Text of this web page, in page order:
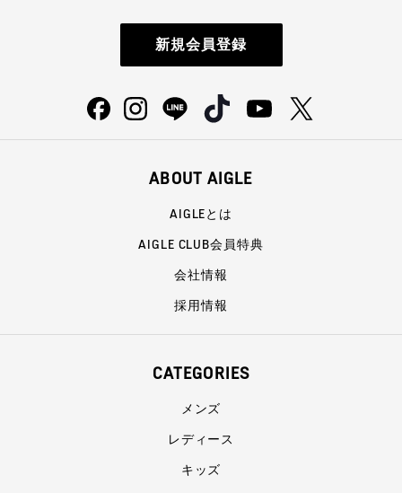
新規会員登録
ABOUT AIGLE
AIGLEとは
AIGLE CLUB会員特典
会社情報
採用情報
CATEGORIES
メンズ
レディース
キッズ